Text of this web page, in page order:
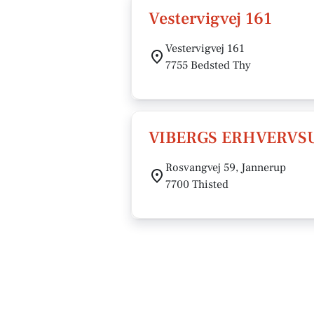
Vestervigvej 161
Vestervigvej 161
7755 Bedsted Thy
VIBERGS
Rosvangvej 59, Jannerup
7700 Thisted